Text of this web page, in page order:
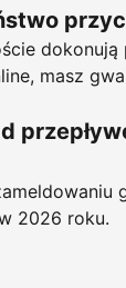
dokonują
masz
2026 roku.